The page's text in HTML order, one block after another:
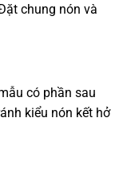
chung nón và
có phần sau
kiểu nón kết hở